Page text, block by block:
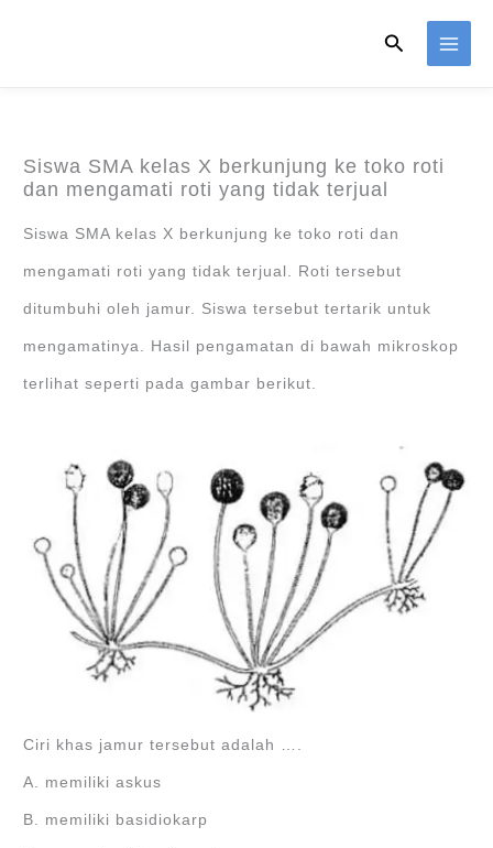
Search
Siswa SMA kelas X berkunjung ke toko roti
dan mengamati roti yang tidak terjual
Siswa SMA kelas X berkunjung ke toko roti dan
mengamati roti yang tidak terjual. Roti tersebut
ditumbuhi oleh jamur. Siswa tersebut tertarik untuk
mengamatinya. Hasil pengamatan di bawah mikroskop
terlihat seperti pada gambar berikut.
Ciri khas jamur tersebut adalah ….
A. memiliki askus
B. memiliki basidiokarp